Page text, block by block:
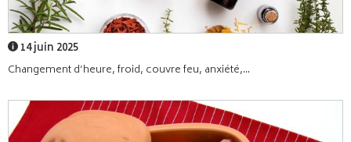
14 juin 2025
Changement d’heure, froid, couvre feu, anxiété,...